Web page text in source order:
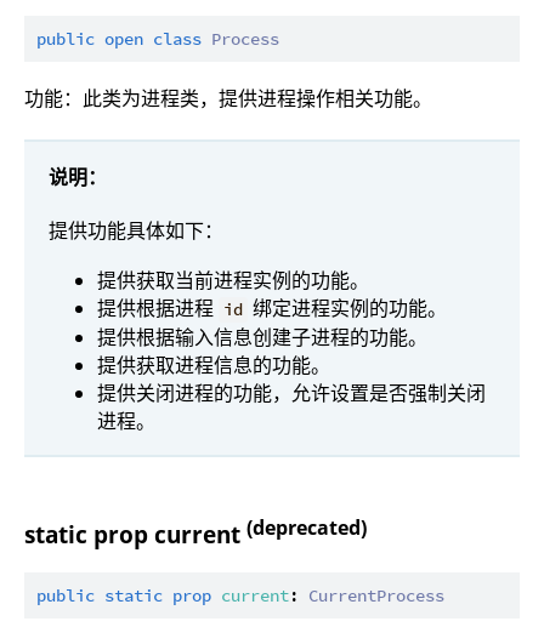
public open class Process
功能：此类为进程类，提供进程操作相关功能。
说明：
提供功能具体如下：
提供获取当前进程实例的功能。
提供根据进程 id 绑定进程实例的功能。
提供根据输入信息创建子进程的功能。
提供获取进程信息的功能。
提供关闭进程的功能，允许设置是否强制关闭
进程。
static prop current (deprecated)
public static prop current: CurrentProcess